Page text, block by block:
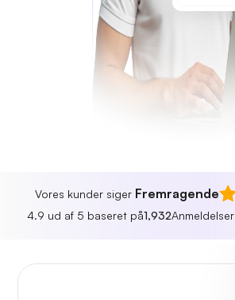
Vores kunder siger Fremragende
4.9 ud af 5 baseret på1,932Anmeldelser